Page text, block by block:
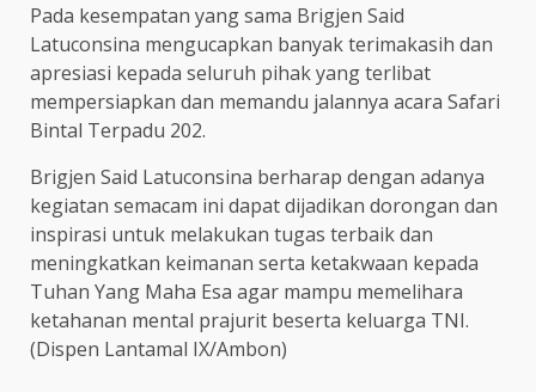
Pada kesempatan yang sama Brigjen Said
Latuconsina mengucapkan banyak terimakasih dan
apresiasi kepada seluruh pihak yang terlibat
mempersiapkan dan memandu jalannya acara Safari
Bintal Terpadu 202.
Brigjen Said Latuconsina berharap dengan adanya
kegiatan semacam ini dapat dijadikan dorongan dan
inspirasi untuk melakukan tugas terbaik dan
meningkatkan keimanan serta ketakwaan kepada
Tuhan Yang Maha Esa agar mampu memelihara
ketahanan mental prajurit beserta keluarga TNI.
(Dispen Lantamal IX/Ambon)